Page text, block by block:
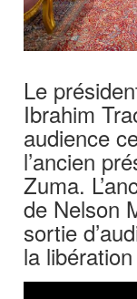
Le
Ibrahim
audience
l’ancien
Zuma.
de Nelson
sortie
la